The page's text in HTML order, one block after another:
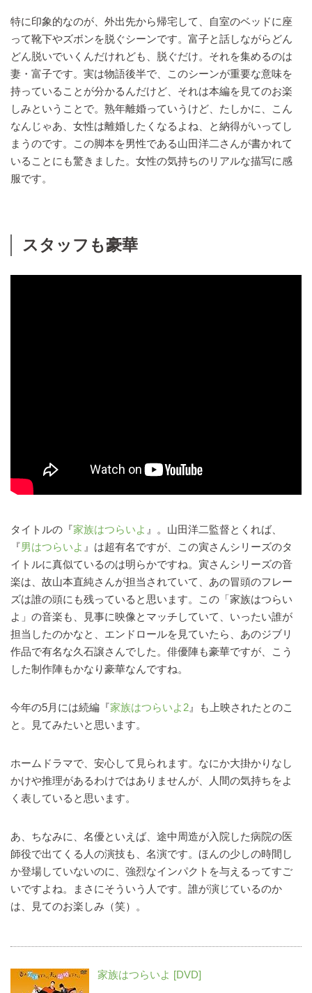
特に印象的なのが、外出先から帰宅して、自室のベッドに座
って靴下やズボンを脱ぐシーンです。富子と話しながらどん
どん脱いでいくんだけれども、脱ぐだけ。それを集めるのは
妻・富子です。実は物語後半で、このシーンが重要な意味を
持っていることが分かるんだけど、それは本編を見てのお楽
しみということで。熟年離婚っていうけど、たしかに、こん
なんじゃあ、女性は離婚したくなるよね、と納得がいってし
まうのです。この脚本を男性である山田洋二さんが書かれて
いることにも驚きました。女性の気持ちのリアルな描写に感
服です。
スタッフも豪華
タイトルの『家族はつらいよ 』。山田洋二監督とくれば、
『男はつらいよ 』は超有名ですが、この寅さんシリーズのタ
イトルに真似ているのは明らかですね。寅さんシリーズの音
楽は、故山本直純さんが担当されていて、あの冒頭のフレー
ズは誰の頭にも残っていると思います。この「家族はつらい
よ」の音楽も、見事に映像とマッチしていて、いったい誰が
担当したのかなと、エンドロールを見ていたら、あのジブリ
作品で有名な久石譲さんでした。俳優陣も豪華ですが、こう
した制作陣もかなり豪華なんですね。
今年の5月には続編『家族はつらいよ2 』も上映されたとのこ
と。見てみたいと思います。
ホームドラマで、安心して見られます。なにか大掛かりなし
かけや推理があるわけではありませんが、人間の気持ちをよ
く表していると思います。
あ、ちなみに、名優といえば、途中周造が入院した病院の医
師役で出てくる人の演技も、名演です。ほんの少しの時間し
か登場していないのに、強烈なインパクトを与えるってすご
いですよね。まさにそういう人です。誰が演じているのか
は、見てのお楽しみ（笑）。
家族はつらいよ [DVD]